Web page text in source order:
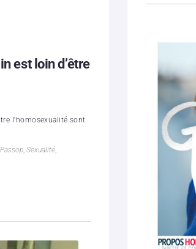
est loin d’être
l'homosexualité sont
Passop, Sexualité,